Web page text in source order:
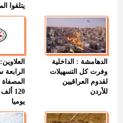
يتلقوا
الدهامشة : الداخلية
وفرت كل التسهيلات
لقدوم العراقيين
للأردن
120
يوميا